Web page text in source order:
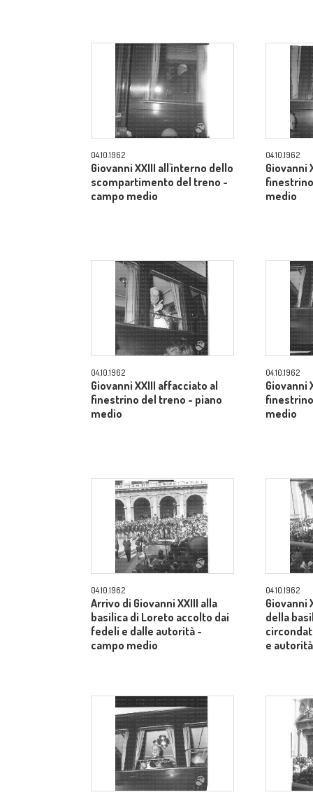
04.10.1962
Giovanni XXIII all'interno dello
scompartimento del treno -
campo medio
04.10.1962
Giovanni
medio
04.10.1962
Giovanni XXIII affacciato al
finestrino del treno - piano
medio
04.10.1962
Giovanni
medio
04.10.1962
Arrivo di Giovanni XXIII alla
basilica di Loreto accolto dai
fedeli e dalle autorità -
campo medio
04.10.1962
Giovanni
della
e